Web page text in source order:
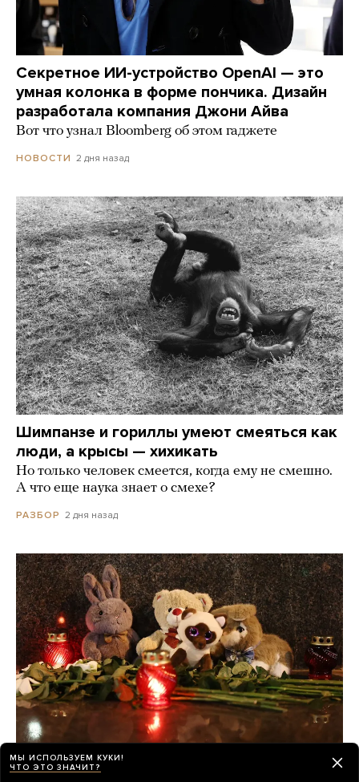
Секретное ИИ-устройство OpenAI — это
умная колонка в форме пончика. Дизайн
разработала компания Джони Айва
Вот что узнал Bloomberg об этом гаджете
НОВОСТИ 2 дня назад
Шимпанзе и гориллы умеют смеяться как
люди, а крысы — хихикать
Но только человек смеется, когда ему не смешно.
А что еще наука знает о смехе?
РАЗБОР 2 дня назад
МЫ ИСПОЛЬЗУЕМ КУКИ!
ЧТО ЭТО ЗНАЧИТ?